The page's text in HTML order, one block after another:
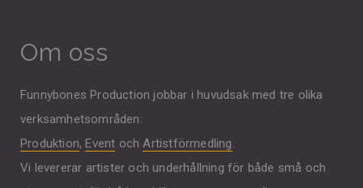
Om oss
Funnybones Production jobbar i huvudsak med tre olika
verksamhetsområden:
Produktion, Event ochArtistförmedling.
Vi levererar artister och underhållning för både små och